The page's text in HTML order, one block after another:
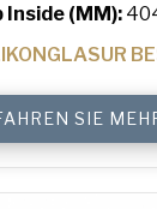
Inside (MM):
SIE